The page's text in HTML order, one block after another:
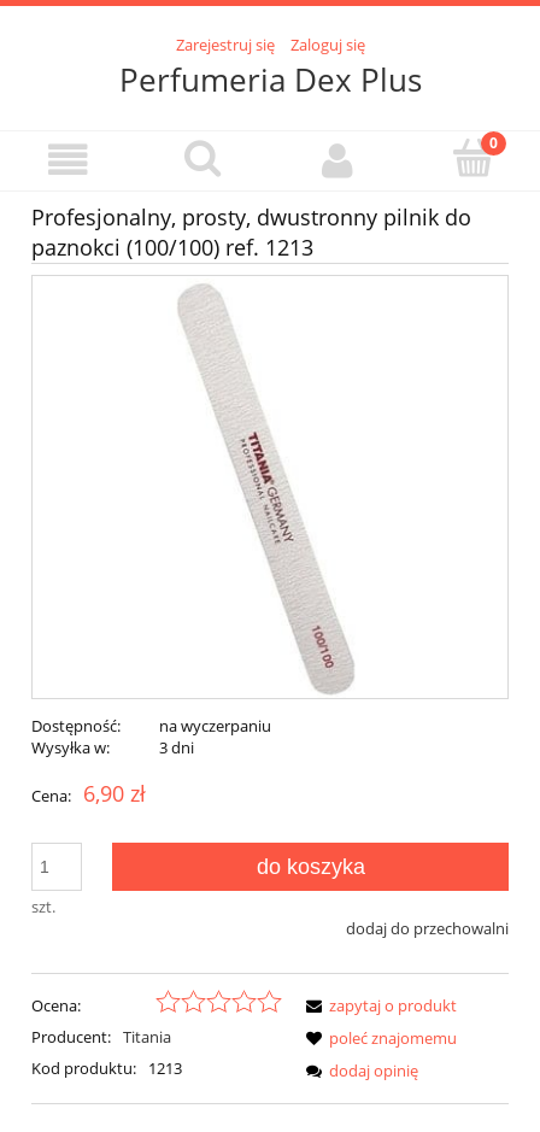
Zarejestruj się Zaloguj się
Perfumeria Dex Plus
Profesjonalny, prosty, dwustronny pilnik do
paznokci (100/100) ref. 1213
Dostępność:
na wyczerpaniu
Wysyłka w:
3 dni
Cena: 6,90 zł
szt.
do koszyka
dodaj do przechowalni
Ocena:
Producent: Titania
Kod produktu:
1213
zapytaj o produkt
poleć znajomemu
dodaj opinię